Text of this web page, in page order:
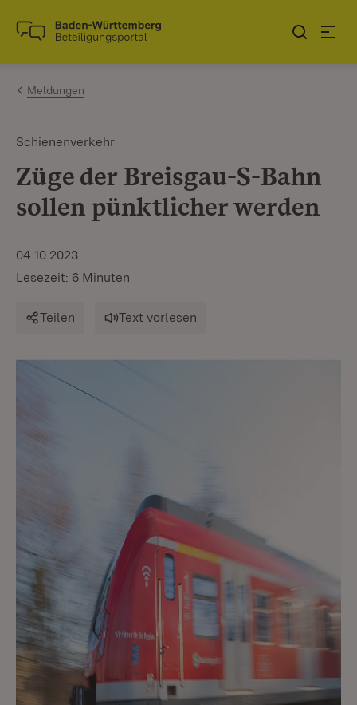
Zum Inhalt springen
Link zur Startseite
Meldungen
Schienenverkehr
Züge der Breisgau-S-Bahn
sollen pünktlicher werden
04.10.2023
Lesezeit: 6 Minuten
Teilen Text vorlesen